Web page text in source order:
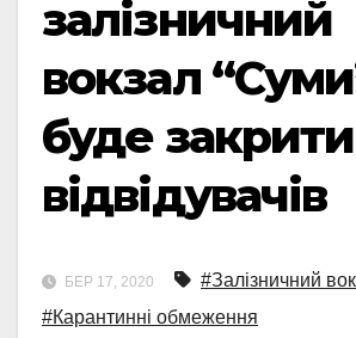
залізничний
вокзал
буде
відвідувачів
БЕР 17, 2020 #Залізничний
#Карантинні обмеження